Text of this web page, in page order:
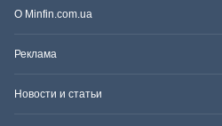
О Minfin.com.ua
Реклама
Новости и статьи